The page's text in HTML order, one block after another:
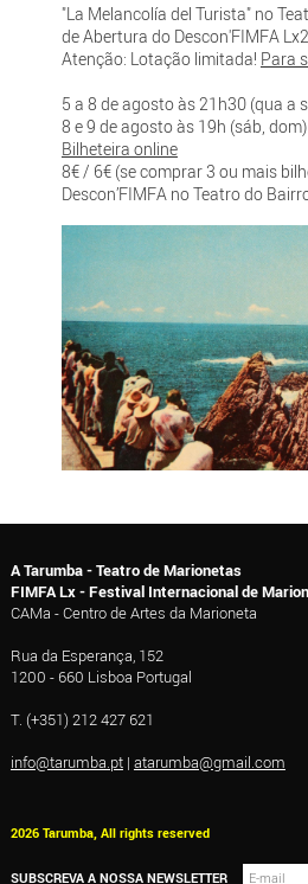
"La Melancolía del Turista" no
de Abertura do Descon'FIMFA
Atenção: Lotação limitada! Para
5 a 8 de agosto às 21h30 (qua a
8 e 9 de agosto às 19h (sáb, dom)
Bilheteira online
8€ / 6€ (se comprar 3 ou mais
Descon’FIMFA no Teatro do
A Tarumba - Teatro de Marionetas
FIMFA Lx - Festival Internacional de
CAMa - Centro de Artes da Marioneta
Rua da Esperança, 152
1200 - 660 Lisboa Portugal
T. (+351) 212 427 621
info@tarumba.pt| atarumba@gmail.com
2026 Tarumba, All rights reserved
SUBSCREVA A NOSSA NEWSLETTER